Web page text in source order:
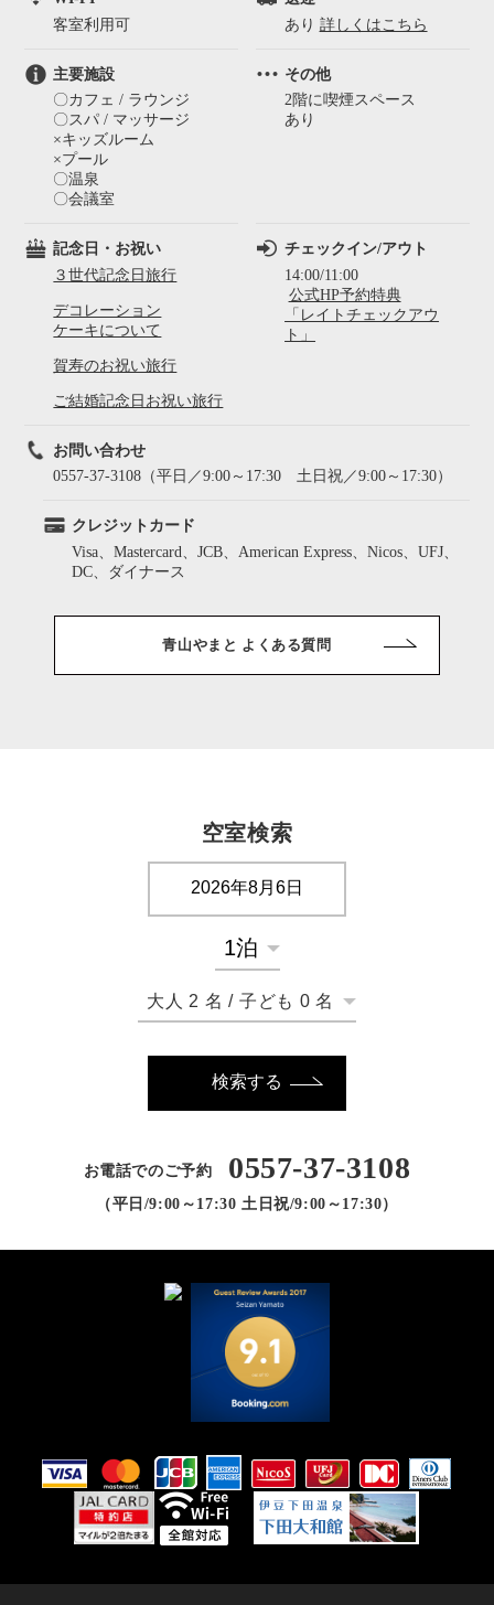
客室利用可
あり 詳しくはこちら
主要施設
〇カフェ / ラウンジ
〇スパ / マッサージ
×キッズルーム
×プール
〇温泉
〇会議室
その他
2階に喫煙スペース
あり
記念日・お祝い
３世代記念日旅行
デコレーション
ケーキについて
賀寿のお祝い旅行
ご結婚記念日お祝い旅行
チェックイン/アウト
14:00/11:00
公式HP予約特典
「レイトチェックアウ
ト」
お問い合わせ
0557-37-3108（平日／9:00～17:30 土日祝／9:00～17:30）
クレジットカード
Visa、Mastercard、JCB、American Express、Nicos、UFJ、
DC、ダイナース
青山やまと よくある質問
空室検索
大人 2 名 / 子ども 0 名
検索する
お電話でのご予約 0557-37-3108
（平日/9:00～17:30 土日祝/9:00～17:30）